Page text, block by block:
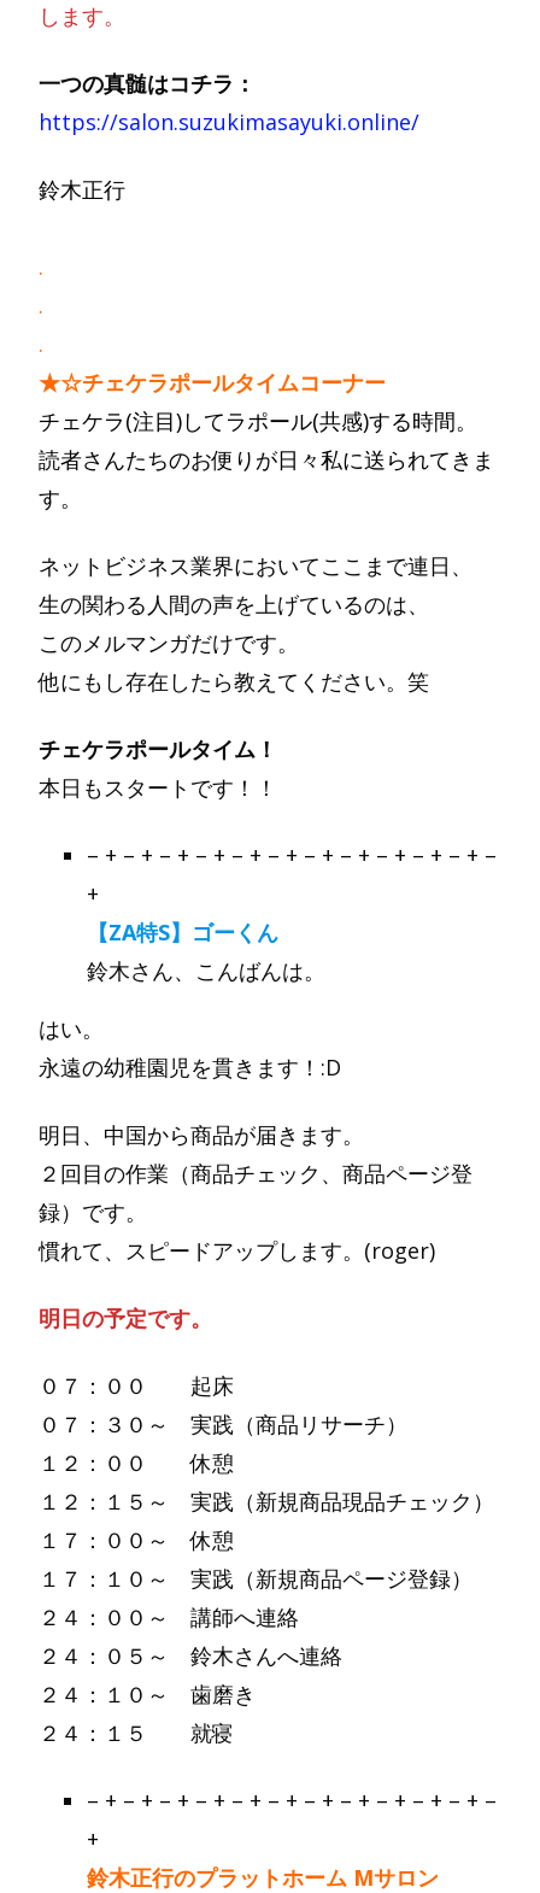
します。
一つの真髄はコチラ：
https://salon.suzukimasayuki.online/
鈴木正行
.
.
.
★☆チェケラポールタイムコーナー
チェケラ(注目)してラポール(共感)する時間。
読者さんたちのお便りが日々私に送られてきま
す。
ネットビジネス業界においてここまで連日、
生の関わる人間の声を上げているのは、
このメルマンガだけです。
他にもし存在したら教えてください。笑
チェケラポールタイム！
本日もスタートです！！
– + – + – + – + – + – + – + – + – + – + – + –
+
【ZA特S】ゴーくん
鈴木さん、こんばんは。
はい。
永遠の幼稚園児を貫きます！:D
明日、中国から商品が届きます。
２回目の作業（商品チェック、商品ページ登
録）です。
慣れて、スピードアップします。(roger)
明日の予定です。
０７：００ 起床
０７：３０～ 実践（商品リサーチ）
１２：００ 休憩
１２：１５～ 実践（新規商品現品チェック）
１７：００～ 休憩
１７：１０～ 実践（新規商品ページ登録）
２４：００～ 講師へ連絡
２４：０５～ 鈴木さんへ連絡
２４：１０～ 歯磨き
２４：１５ 就寝
– + – + – + – + – + – + – + – + – + – + – + –
+
鈴木正行のプラットホーム Mサロン